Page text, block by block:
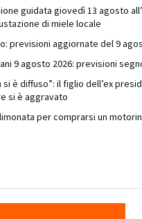
guidata giovedì 13 agosto
di miele locale
previsioni aggiornate del 9
9 agosto 2026: previsioni
si è diffuso”: il figlio dell’ex
si è aggravato
per comprarsi un